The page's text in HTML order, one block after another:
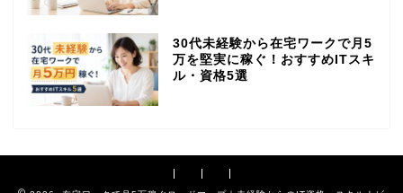
30代未経験から在宅ワークで月5
万を堅実に稼ぐ！おすすめITスキ
ル・資格5選